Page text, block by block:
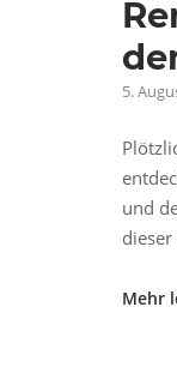
5.
und
Mehr